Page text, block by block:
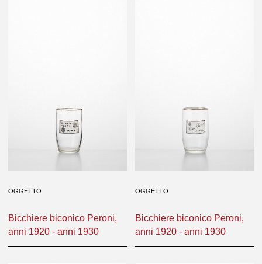
OGGETTO
Bicchiere biconico Peroni,
anni 1920 - anni 1930
OGGETTO
Bicchiere biconico Peroni,
anni 1920 - anni 1930